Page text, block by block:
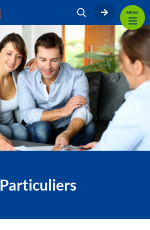
MENU
Particuliers